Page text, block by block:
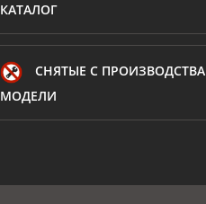
КАТАЛОГ
СНЯТЫЕ С ПРОИЗВОДСТВА
МОДЕЛИ